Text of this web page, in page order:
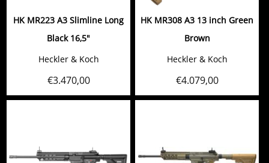
HK MR223 A3 Slimline Long
Black 16,5"
Heckler & Koch
€3.470,00
HK MR308 A3 13 inch Green
Brown
Heckler & Koch
€4.079,00